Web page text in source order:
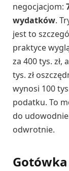
negocjacjom:
wydatków.
jest to
praktyce
za 400 tys.
tys. zł
wynosi 100
podatku. To
do
odwrotnie.